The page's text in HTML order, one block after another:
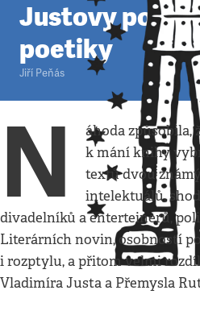
Justovy
poetiky
Jiří Peňás
N
áhoda způsobila,
k mání knihy
textů dvou
intelektuálů,
divadelníků a enterteinerů,
Literárních novin, osobností
i rozptylu, a přitom velmi
Vladimíra Justa a Přemysla